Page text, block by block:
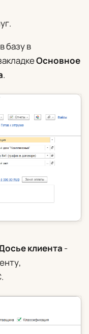
базу в
Основное
.
клиента -